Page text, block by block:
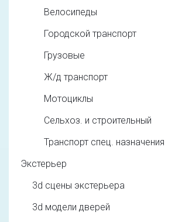
Велосипеды
Городской транспорт
Грузовые
Ж/д транспорт
Мотоциклы
Сельхоз. и строительный
Транспорт спец. назначения
Экстерьер
3d cцены экстерьера
3d модели дверей